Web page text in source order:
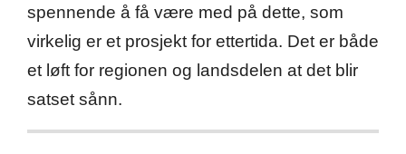
spennende å få være med på dette, som
virkelig er et prosjekt for ettertida. Det er både
et løft for regionen og landsdelen at det blir
satset sånn.